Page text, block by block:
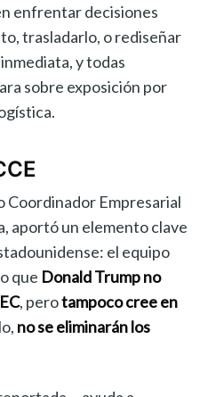
enfrentar decisiones
trasladarlo, o rediseñar
y todas
sobre exposición por
Coordinador Empresarial
aportó un elemento clave
el equipo
que Donald Trump no
, perotampoco cree en
no se eliminarán los